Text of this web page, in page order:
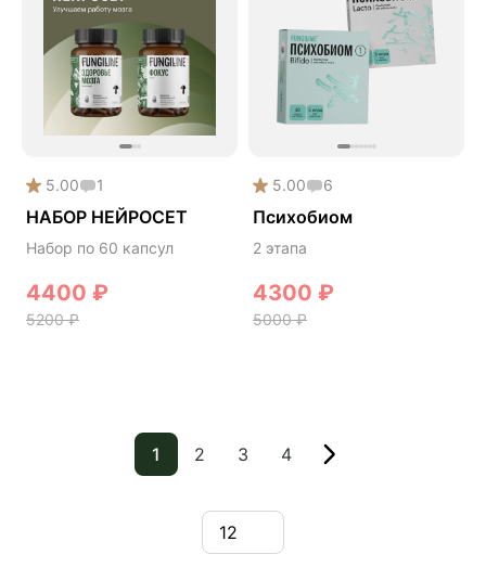
5.00 1
НАБОР НЕЙРОСЕТ
Набор по 60 капсул
4400 ₽
5200₽
5.00 6
Психобиом
2 этапа
4300 ₽
5000₽
1 2 3 4